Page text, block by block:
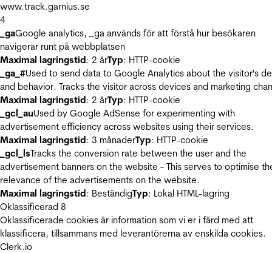
www.track.garnius.se
4
_gaGoogle analytics, _ga används för att förstå hur besökaren
navigerar runt på webbplatsen
Maximal lagringstid: 2 årTyp: HTTP-cookie
_ga_#Used to send data to Google Analytics about the visitor's
and behavior. Tracks the visitor across devices and marketing
Maximal lagringstid: 2 årTyp: HTTP-cookie
_gcl_auUsed by Google AdSense for experimenting with
advertisement efficiency across websites using their services.
Maximal lagringstid: 3 månaderTyp: HTTP-cookie
_gcl_lsTracks the conversion rate between the user and the
advertisement banners on the website - This serves to optimise
relevance of the advertisements on the website.
Maximal lagringstid: BeständigTyp: Lokal HTML-lagring
Oklassificerad 8
Oklassificerade cookies är information som vi er i färd med att
klassificera, tillsammans med leverantörerna av enskilda cookies.
Clerk.io